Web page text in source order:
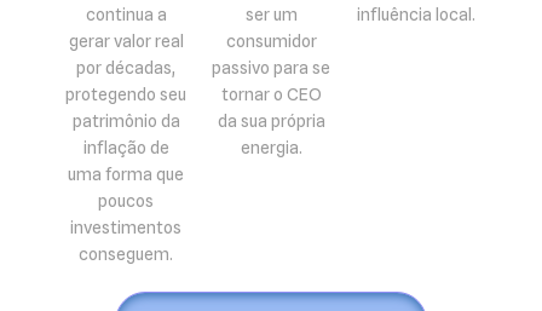
continua a
gerar valor real
por décadas,
protegendo seu
patrimônio da
inflação de
uma forma que
poucos
investimentos
conseguem.
ser um
consumidor
passivo para se
tornar o CEO
da sua própria
energia.
influência local.